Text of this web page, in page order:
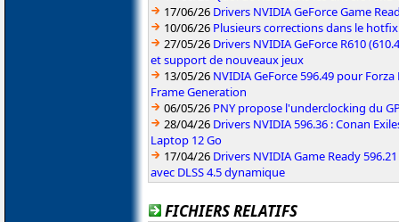
17/06/26 Drivers NVIDIA GeForce Game
10/06/26 Plusieurs corrections dans le hotfix
27/05/26 Drivers NVIDIA GeForce R610
et support de nouveaux jeux
13/05/26 NVIDIA GeForce 596.49 pour
Frame Generation
06/05/26 PNY propose l'underclocking du
28/04/26 Drivers NVIDIA 596.36 : Conan
Laptop 12 Go
17/04/26 Drivers NVIDIA Game Ready
avec DLSS 4.5 dynamique
FICHIERS RELATIFS